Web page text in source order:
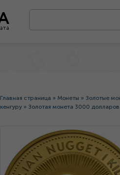
Главная страница » Монеты » Золотые
кенгуру » Золотая монета 3000